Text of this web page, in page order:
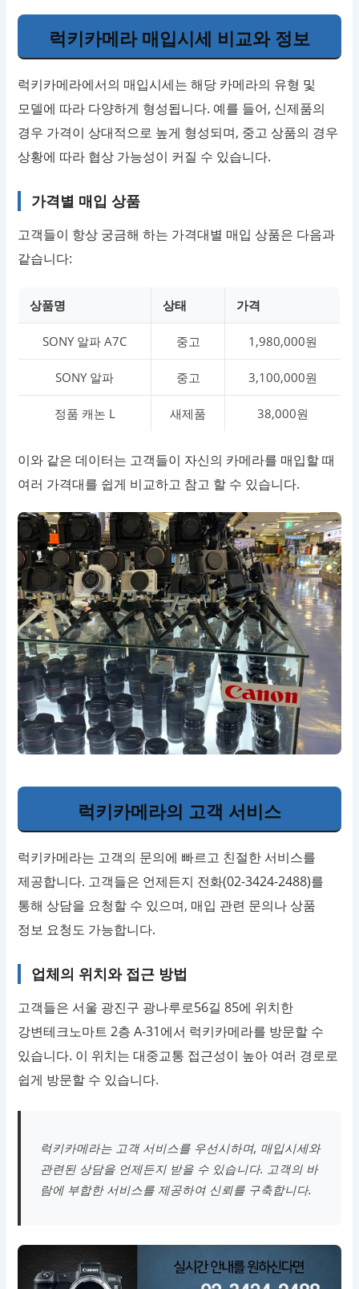
럭키카메라 매입시세 비교와 정보
럭키카메라에서의 매입시세는 해당 카메라의 유형 및
모델에 따라 다양하게 형성됩니다. 예를 들어, 신제품의
경우 가격이 상대적으로 높게 형성되며, 중고 상품의 경우
상황에 따라 협상 가능성이 커질 수 있습니다.
가격별 매입 상품
고객들이 항상 궁금해 하는 가격대별 매입 상품은 다음과
같습니다:
상품명 상태 가격
SONY 알파 A7C 중고 1,980,000원
SONY 알파 중고 3,100,000원
정품 캐논 L 새제품 38,000원
이와 같은 데이터는 고객들이 자신의 카메라를 매입할 때
여러 가격대를 쉽게 비교하고 참고 할 수 있습니다.
럭키카메라의 고객 서비스
럭키카메라는 고객의 문의에 빠르고 친절한 서비스를
제공합니다. 고객들은 언제든지 전화(02-3424-2488)를
통해 상담을 요청할 수 있으며, 매입 관련 문의나 상품
정보 요청도 가능합니다.
업체의 위치와 접근 방법
고객들은 서울 광진구 광나루로56길 85에 위치한
강변테크노마트 2층 A-31에서 럭키카메라를 방문할 수
있습니다. 이 위치는 대중교통 접근성이 높아 여러 경로로
쉽게 방문할 수 있습니다.
럭키카메라는 고객 서비스를 우선시하며, 매입시세와
관련된 상담을 언제든지 받을 수 있습니다. 고객의 바
람에 부합한 서비스를 제공하여 신뢰를 구축합니다.